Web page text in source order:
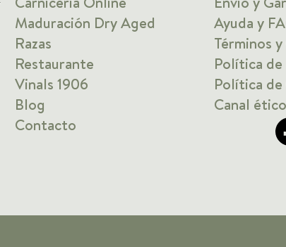
Maduración Dry Aged
Razas
Restaurante
Vinals 1906
Blog
Contacto
Ayuda y
Términos
Política
Política
Canal ético